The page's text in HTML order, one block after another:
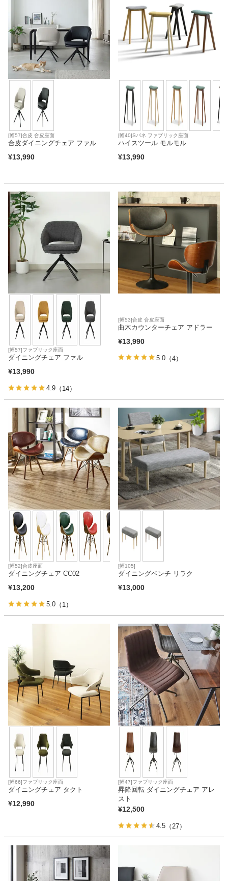
インテリア雑貨
ガーデン
タワー
[幅57]合皮 合皮座面
合皮ダイニングチェア ファル
¥13,990
[幅40]Sバネ ファブリック座面
ハイスツール モルモル
¥13,990
[幅57]ファブリック座面
ダイニングチェア ファル
¥13,990
4.9 （14）
[幅53]合皮 合皮座面
曲木カウンターチェア アドラー
¥13,990
5.0 （4）
[幅52]合皮座面
ダイニングチェア CC02
¥13,200
5.0 （1）
[幅105]
ダイニングベンチ リラク
¥13,000
[幅66]ファブリック座面
ダイニングチェア タクト
¥12,990
[幅47]ファブリック座面
昇降回転 ダイニングチェア アレ
スト
¥12,500
4.5 （27）